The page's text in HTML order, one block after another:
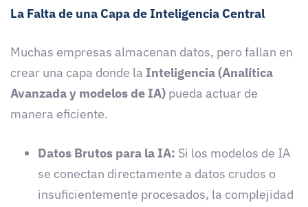
La Falta de una Capa de Inteligencia Central
Muchas empresas almacenan datos, pero fallan en
crear una capa donde la Inteligencia (Analítica
Avanzada y modelos de IA) pueda actuar de
manera eficiente.
Datos Brutos para la IA: Si los modelos de IA
se conectan directamente a datos crudos o
insuficientemente procesados, la complejidad